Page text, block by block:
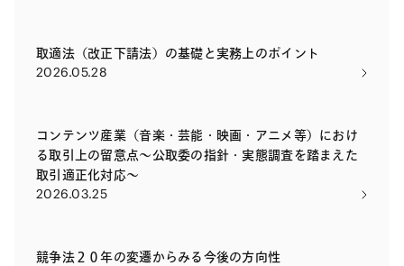
取適法（改正下請法）の基礎と実務上のポイント
2026.05.28
コンテンツ産業（音楽・芸能・映画・アニメ等）におけ
る取引上の留意点～公取委の指針・実態調査を踏まえた
取引適正化対応～
2026.03.25
競争法２０年の変遷からみる今後の方向性